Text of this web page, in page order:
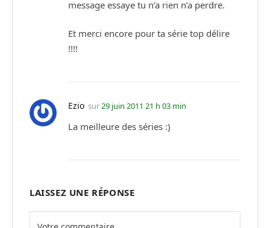
message essaye tu n’a rien n’a perdre.
Et merci encore pour ta série top délire
!!!!
Ezio sur29 juin 2011 21 h 03 min
La meilleure des séries :)
LAISSEZ UNE RÉPONSE